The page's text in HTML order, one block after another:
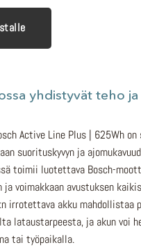
yhdistyvät teho ja
Active Line Plus | 625Wh on
suorituskyvyn ja
toimii luotettava Bosch-
voimakkaan avustuksen
irrotettava akku mahdollistaa
lataustarpeesta, ja akun voi
tai työpaikalla.